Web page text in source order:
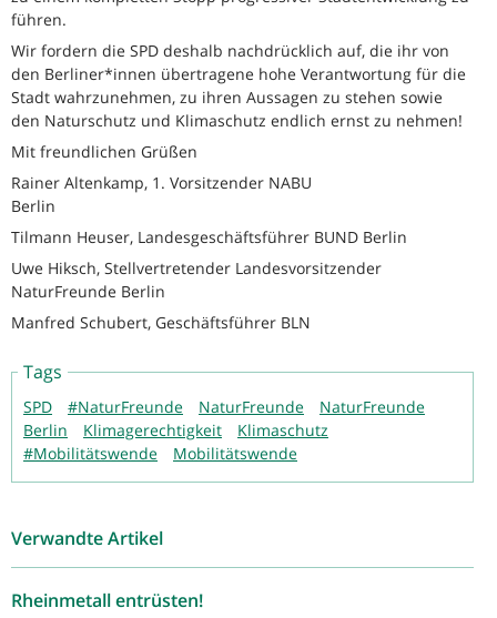
führen.
Wir fordern die SPD deshalb nachdrücklich auf, die ihr von
den Berliner*innen übertragene hohe Verantwortung für die
Stadt wahrzunehmen, zu ihren Aussagen zu stehen sowie
den Naturschutz und Klimaschutz endlich ernst zu nehmen!
Mit freundlichen Grüßen
Rainer Altenkamp, 1. Vorsitzender NABU
Berlin
Tilmann Heuser, Landesgeschäftsführer BUND Berlin
Uwe Hiksch, Stellvertretender Landesvorsitzender
NaturFreunde Berlin
Manfred Schubert, Geschäftsführer BLN
Tags
SPD #NaturFreunde NaturFreunde
NaturFreunde
Berlin
Klimagerechtigkeit
Klimaschutz
#Mobilitätswende
Mobilitätswende
Verwandte Artikel
Rheinmetall entrüsten!